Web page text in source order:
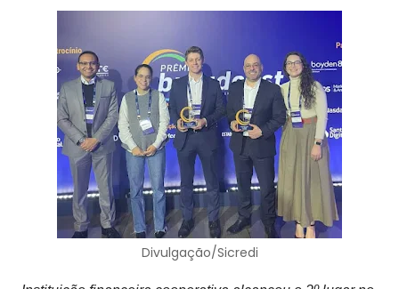
Divulgação/Sicredi